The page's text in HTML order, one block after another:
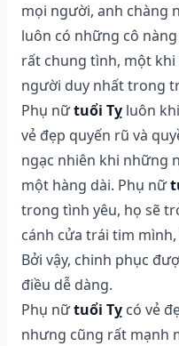
mọi người, anh chàng
luôn có những cô
rất chung tình, một
người duy nhất trong
Phụ nữtuổi Tỵ luôn
vẻ đẹp quyến rũ và
ngạc nhiên khi những
một hàng dài. Phụ nữ
trong tình yêu, họ sẽ
cánh cửa trái tim
Bởi vậy, chinh phục
điều dễ dàng.
Phụ nữtuổi Tỵ có vẻ
nhưng cũng rất mạnh